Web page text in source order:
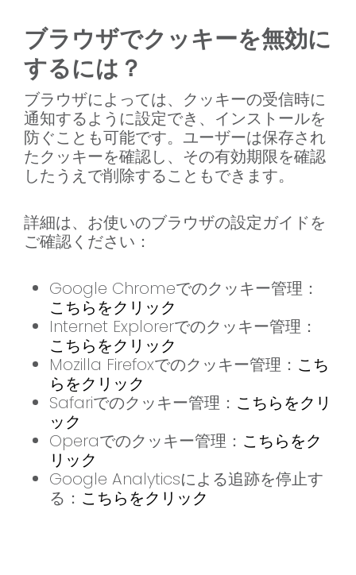
ブラウザでクッキーを無効に
するには？
ブラウザによっては、クッキーの受信時に
通知するように設定でき、インストールを
防ぐことも可能です。ユーザーは保存され
たクッキーを確認し、その有効期限を確認
したうえで削除することもできます。
詳細は、お使いのブラウザの設定ガイドを
ご確認ください：
Google Chromeでのクッキー管理：
こちらをクリック
Internet Explorerでのクッキー管理：
こちらをクリック
Mozilla Firefoxでのクッキー管理： こち
らをクリック
Safariでのクッキー管理： こちらをクリ
ック
Operaでのクッキー管理： こちらをク
リック
Google Analyticsによる追跡を停止す
る： こちらをクリック